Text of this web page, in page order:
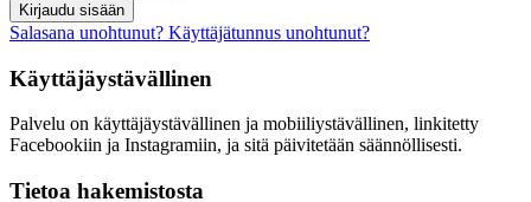
Kirjaudu sisään
Salasana unohtunut? Käyttäjätunnus unohtunut?
Käyttäjäystävällinen
Palvelu on käyttäjäystävällinen ja mobiiliystävällinen, linkitetty
Facebookiin ja Instagramiin, ja sitä päivitetään säännöllisesti.
Tietoa hakemistosta